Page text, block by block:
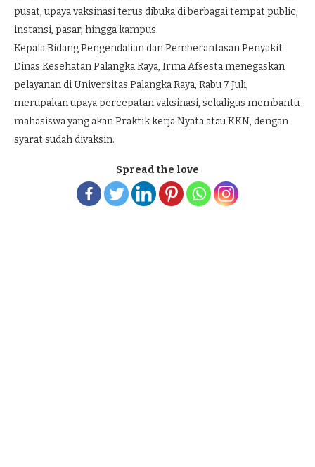
pusat, upaya vaksinasi terus dibuka di berbagai tempat public,
instansi, pasar, hingga kampus.
Kepala Bidang Pengendalian dan Pemberantasan Penyakit
Dinas Kesehatan Palangka Raya, Irma Afsesta menegaskan
pelayanan di Universitas Palangka Raya, Rabu 7 Juli,
merupakan upaya percepatan vaksinasi, sekaligus membantu
mahasiswa yang akan Praktik kerja Nyata atau KKN, dengan
syarat sudah divaksin.
Spread the love